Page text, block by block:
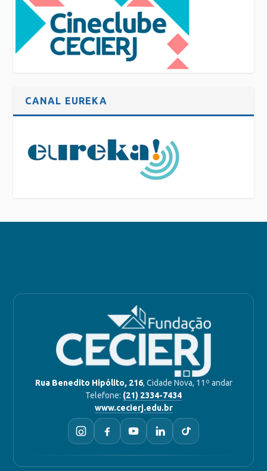
CANAL EUREKA
Rua Benedito Hipólito, 216, Cidade Nova, 11º andar
Telefone: (21) 2334-7434
www.cecierj.edu.br